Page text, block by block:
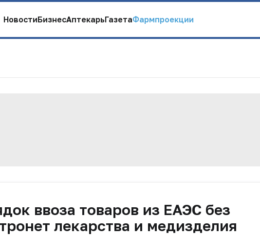
НовостиБизнесАптекарьГазетаФармпроекции
ввоза товаров из ЕАЭС без
лекарства и медизделия